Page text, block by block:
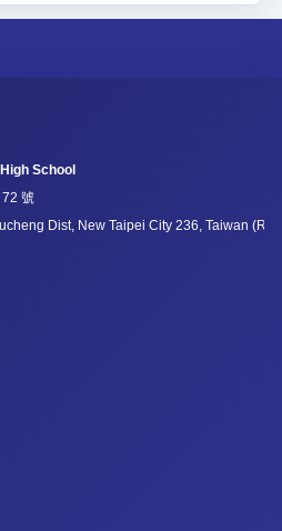
School
號
Dist, New Taipei City 236, Taiwan